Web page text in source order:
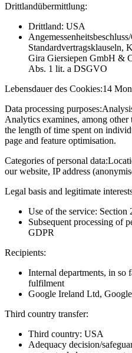
Drittlandübermittlung:
Drittland: USA
Standardvertragsklauseln,
Gira Giersiepen GmbH &
Abs. 1 lit. a DSGVO
Lebensdauer des Cookies:14
Data processing purposes:
Analytics examines, among
the length of time spent on
page and feature optimisation.
Categories of personal data:
our website, IP address
Legal basis and legitimate
Use of the service:
Subsequent processing of
GDPR
Recipients:
Internal departments, in so
fulfilment
Google Ireland Ltd,
Third country transfer:
Third country: USA
Adequacy decision/